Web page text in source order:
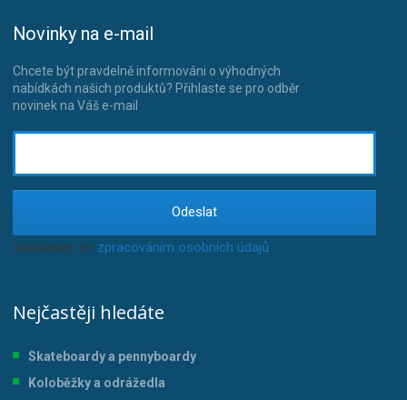
Novinky na e-mail
Chcete být pravdelně informováni o výhodných
nabídkách našich produktů? Přihlaste se pro odběr
novinek na Váš e-mail
Odeslat
Souhlasím se zpracováním osobních údajů
Nejčastěji hledáte
Skateboardy a pennyboardy
Koloběžky a odrážedla